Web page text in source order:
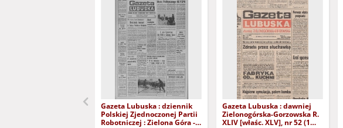
Gazeta Lubuska : dziennik
Polskiej Zjednoczonej Partii
Robotniczej : Zielona Góra -
Gazeta Lubuska : dawniej
Zielonogórska-Gorzowska R.
XLIV [właśc. XLV], nr 52 (1